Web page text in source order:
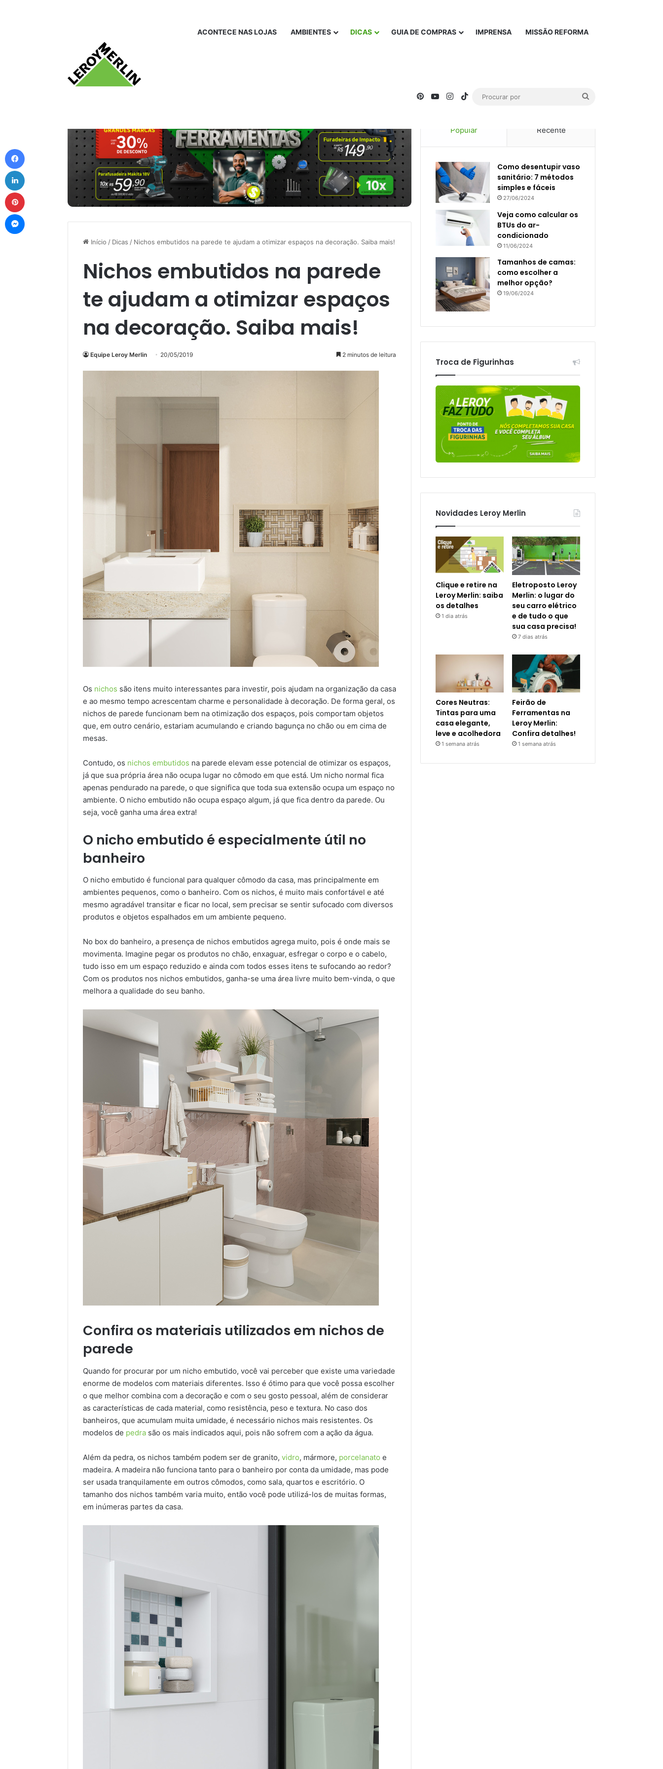
ACONTECE NAS LOJAS AMBIENTES DICAS GUIA DE COMPRAS IMPRENSA MISSÃO REFORMA
PinterestYouTubeInstagram
TikTok
Início / Dicas / Nichos embutidos na parede te ajudam a otimizar espaços na decoração. Saiba mais!
Nichos embutidos na parede
te ajudam a otimizar espaços
na decoração. Saiba mais!
Equipe Leroy Merlin 20/05/2019 2 minutos de leitura
Os nichos são itens muito interessantes para investir, pois ajudam na organização da casa
e ao mesmo tempo acrescentam charme e personalidade à decoração. De forma geral, os
nichos de parede funcionam bem na otimização dos espaços, pois comportam objetos
que, em outro cenário, estariam acumulando e criando bagunça no chão ou em cima de
mesas.
Contudo, os nichos embutidos na parede elevam esse potencial de otimizar os espaços,
já que sua própria área não ocupa lugar no cômodo em que está. Um nicho normal fica
apenas pendurado na parede, o que significa que toda sua extensão ocupa um espaço no
ambiente. O nicho embutido não ocupa espaço algum, já que fica dentro da parede. Ou
seja, você ganha uma área extra!
O nicho embutido é especialmente útil no
banheiro
O nicho embutido é funcional para qualquer cômodo da casa, mas principalmente em
ambientes pequenos, como o banheiro. Com os nichos, é muito mais confortável e até
mesmo agradável transitar e ficar no local, sem precisar se sentir sufocado com diversos
produtos e objetos espalhados em um ambiente pequeno.
No box do banheiro, a presença de nichos embutidos agrega muito, pois é onde mais se
movimenta. Imagine pegar os produtos no chão, enxaguar, esfregar o corpo e o cabelo,
tudo isso em um espaço reduzido e ainda com todos esses itens te sufocando ao redor?
Com os produtos nos nichos embutidos, ganha-se uma área livre muito bem-vinda, o que
melhora a qualidade do seu banho.
Confira os materiais utilizados em nichos de
parede
Quando for procurar por um nicho embutido, você vai perceber que existe uma variedade
enorme de modelos com materiais diferentes. Isso é ótimo para que você possa escolher
o que melhor combina com a decoração e com o seu gosto pessoal, além de considerar
as características de cada material, como resistência, peso e textura. No caso dos
banheiros, que acumulam muita umidade, é necessário nichos mais resistentes. Os
modelos de pedra são os mais indicados aqui, pois não sofrem com a ação da água.
Além da pedra, os nichos também podem ser de granito, vidro, mármore, porcelanato e
madeira. A madeira não funciona tanto para o banheiro por conta da umidade, mas pode
ser usada tranquilamente em outros cômodos, como sala, quartos e escritório. O
tamanho dos nichos também varia muito, então você pode utilizá-los de muitas formas,
em inúmeras partes da casa.
Popular Recente
Como desentupir vaso
sanitário: 7 métodos
simples e fáceis
27/06/2024
Veja como calcular os
BTUs do ar-
condicionado
11/06/2024
Tamanhos de camas:
como escolher a
melhor opção?
19/06/2024
Troca de Figurinhas
Novidades Leroy Merlin
Clique e retire na
Leroy Merlin: saiba
os detalhes
1 dia atrás
Eletroposto Leroy
Merlin: o lugar do
seu carro elétrico
e de tudo o que
sua casa precisa!
7 dias atrás
Cores Neutras:
Tintas para uma
casa elegante,
leve e acolhedora
1 semana atrás
Feirão de
Ferramentas na
Leroy Merlin:
Confira detalhes!
1 semana atrás